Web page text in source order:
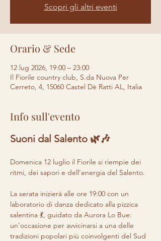
Scopri gli altri eventi
Orario & Sede
12 lug 2026, 19:00 – 23:00
Il Fiorile country club, S.da Nuova Per
Cerreto, 4, 15060 Castel Dè Ratti AL, Italia
Info sull'evento
Suoni dal Salento 🌿🎶
Domenica 12 luglio il Fiorile si riempie dei
ritmi, dei sapori e dell’energia del Salento.
La serata inizierà alle ore 19:00 con un
laboratorio di danza dedicato alla pizzica
salentina 💃, guidato da Aurora Lo Bue:
un’occasione per avvicinarsi a una delle
tradizioni popolari più coinvolgenti del Sud